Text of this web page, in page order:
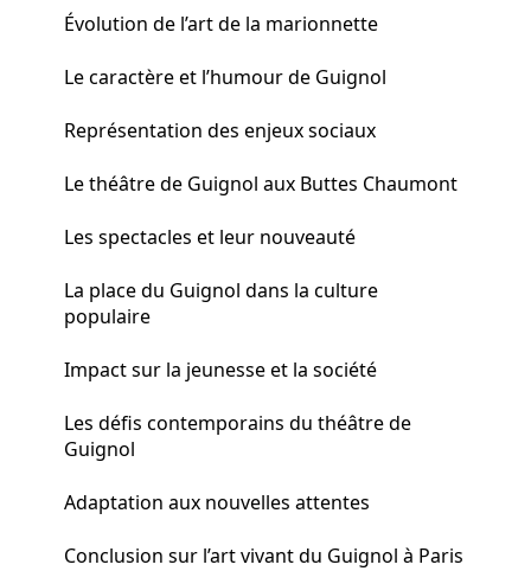
Évolution de l’art de la marionnette
Le caractère et l’humour de Guignol
Représentation des enjeux sociaux
Le théâtre de Guignol aux Buttes Chaumont
Les spectacles et leur nouveauté
La place du Guignol dans la culture
populaire
Impact sur la jeunesse et la société
Les défis contemporains du théâtre de
Guignol
Adaptation aux nouvelles attentes
Conclusion sur l’art vivant du Guignol à Paris